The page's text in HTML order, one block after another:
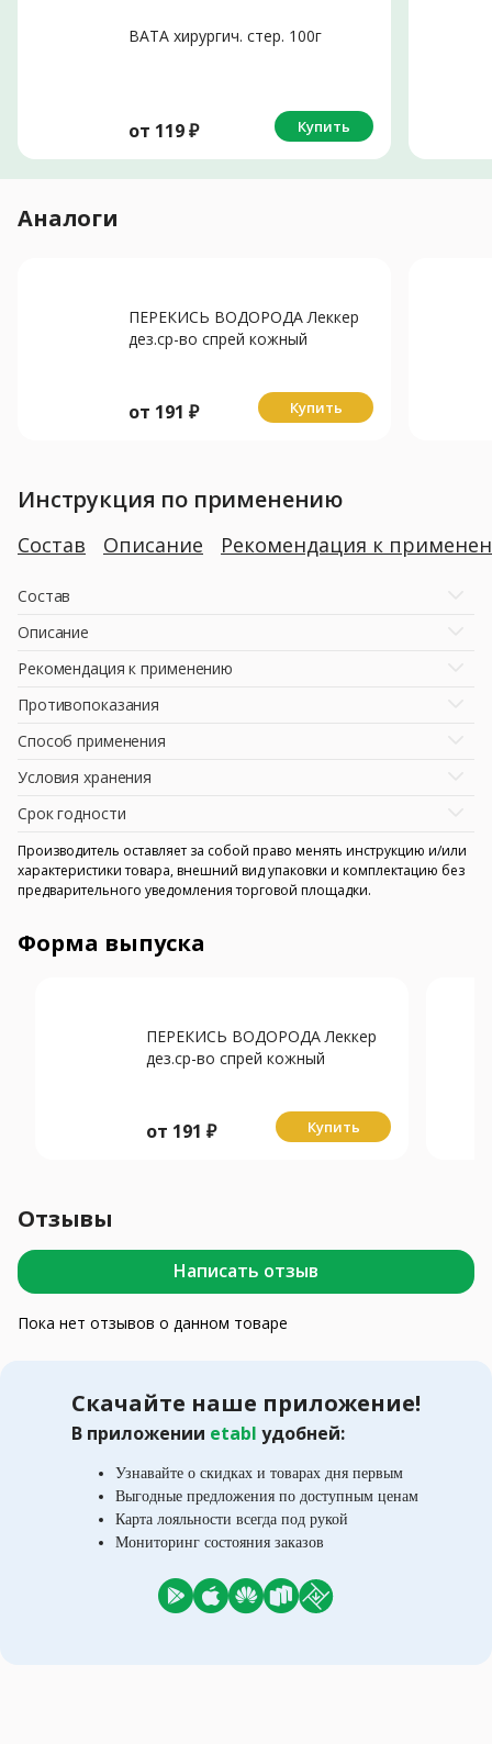
ВАТА хирургич. стер. 100г
от 119₽ Купить
Аналоги
ПЕРЕКИСЬ ВОДОРОДА Леккер
дез.ср-во спрей кожный
от 191 ₽ Купить
Инструкция по применению
Состав Описание Рекомендация к
Состав
Описание
Рекомендация к применению
Противопоказания
Способ применения
Условия хранения
Срок годности
Производитель оставляет за собой право менять инструкцию и/или
характеристики товара, внешний вид упаковки и комплектацию без
предварительного уведомления торговой площадки.
Форма выпуска
ПЕРЕКИСЬ ВОДОРОДА Леккер
дез.ср-во спрей кожный
от 191 ₽ Купить
Отзывы
Написать отзыв
Пока нет отзывов о данном товаре
Скачайте наше приложение!
В приложении etabl удобней:
Узнавайте о скидках и товарах дня первым
Выгодные предложения по доступным ценам
Карта лояльности всегда под рукой
Мониторинг состояния заказов